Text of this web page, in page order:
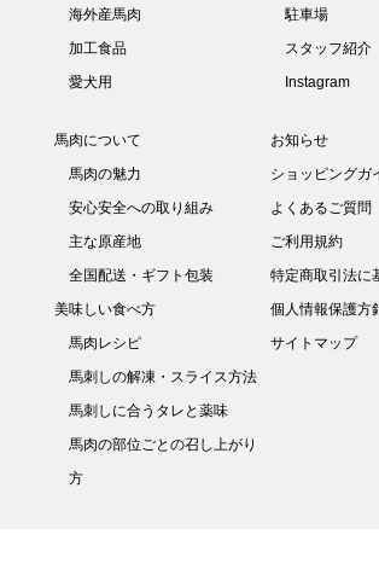
海外産馬肉
加工食品
愛犬用
駐車場
スタッフ紹介
Instagram
馬肉について
馬肉の魅力
安心安全への取り組み
主な原産地
全国配送・ギフト包装
美味しい食べ方
馬肉レシピ
馬刺しの解凍・スライス方法
馬刺しに合うタレと薬味
馬肉の部位ごとの召し上がり
方
お知らせ
ショッピングガ
よくあるご質問
ご利用規約
特定商取引法に
個人情報保護方
サイトマップ